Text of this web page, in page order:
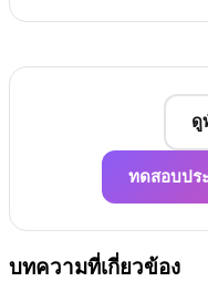
ดู
ทดสอบปร
บทความที่เกี่ยวข้อง